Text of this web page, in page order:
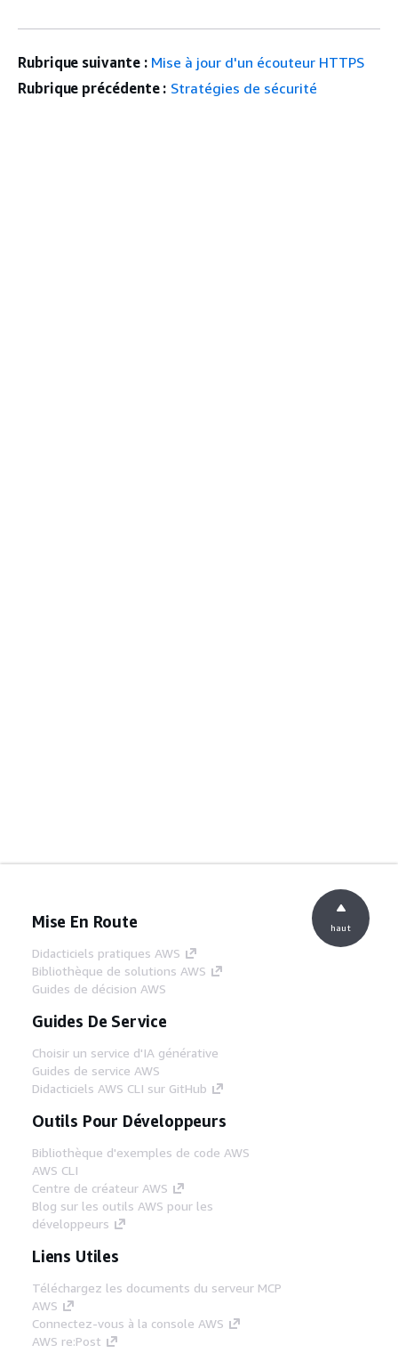
Rubrique suivante : Mise à jour d'un écouteur HTTPS
Rubrique précédente : Stratégies de sécurité
Mise En Route
Didacticiels pratiques AWS
Bibliothèque de solutions AWS
Guides de décision AWS
Guides De Service
Choisir un service d'IA générative
Guides de service AWS
Didacticiels AWS CLI sur GitHub
Outils Pour Développeurs
Bibliothèque d'exemples de code AWS
AWS CLI
Centre de créateur AWS
Blog sur les outils AWS pour les
développeurs
Liens Utiles
Téléchargez les documents du serveur MCP
AWS
Connectez-vous à la console AWS
AWS re:Post
haut